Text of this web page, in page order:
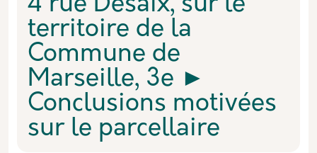
4 rue Desaix, sur le
territoire de la
Commune de
Marseille, 3e ►
Conclusions motivées
sur le parcellaire